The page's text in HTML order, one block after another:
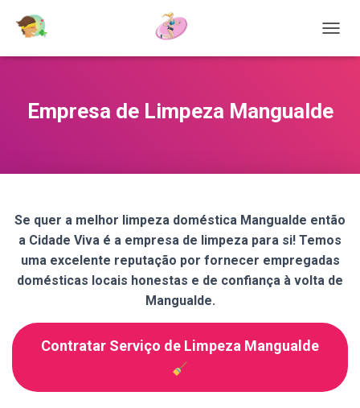
O
E
T
I
Empresa de Limpeza Mangualde
Se quer a melhor limpeza doméstica Mangualde então
a Cidade Viva é a empresa de limpeza para si! Temos
uma excelente reputação por fornecer empregadas
domésticas locais honestas e de confiança à volta de
Mangualde.
Contratar Serviço de Limpeza Mangualde